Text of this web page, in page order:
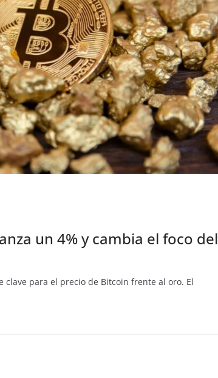
un 4% y cambia el foco del
clave para el precio de Bitcoin frente al oro. El